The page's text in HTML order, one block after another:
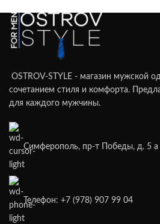
OSTROV-STYLE - магазин мужской
сочетанием стиля и комфорта.
для каждого мужчины.
Симферополь, пр-т Победы, д. 5 а
Телефон: +7 (978) 907 99 04